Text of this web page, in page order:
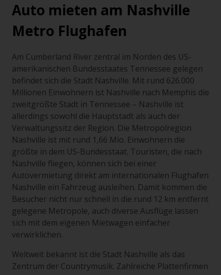
Auto mieten am Nashville
Metro Flughafen
Am Cumberland River zentral im Norden des US-
amerikanischen Bundesstaates Tennessee gelegen
befindet sich die Stadt Nashville. Mit rund 626.000
Millionen Einwohnern ist Nashville nach Memphis die
zweitgrößte Stadt in Tennessee – Nashville ist
allerdings sowohl die Hauptstadt als auch der
Verwaltungssitz der Region. Die Metropolregion
Nashville ist mit rund 1,66 Mio. Einwohnern die
größte in dem US-Bundesstaat. Touristen, die nach
Nashville fliegen, können sich bei einer
Autovermietung direkt am internationalen Flughafen
Nashville ein Fahrzeug ausleihen. Damit kommen die
Besucher nicht nur schnell in die rund 12 km entfernt
gelegene Metropole, auch diverse Ausflüge lassen
sich mit dem eigenen Mietwagen einfacher
verwirklichen.
Weltweit bekannt ist die Stadt Nashville als das
Zentrum der Countrymusik. Zahlreiche Plattenfirmen